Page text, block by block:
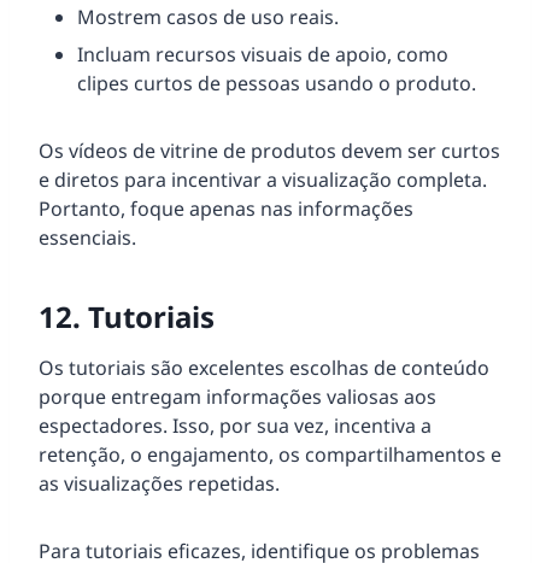
Mostrem casos de uso reais.
Incluam recursos visuais de apoio, como
clipes curtos de pessoas usando o produto.
Os vídeos de vitrine de produtos devem ser curtos
e diretos para incentivar a visualização completa.
Portanto, foque apenas nas informações
essenciais.
12. Tutoriais
Os tutoriais são excelentes escolhas de conteúdo
porque entregam informações valiosas aos
espectadores. Isso, por sua vez, incentiva a
retenção, o engajamento, os compartilhamentos e
as visualizações repetidas.
Para tutoriais eficazes, identifique os problemas